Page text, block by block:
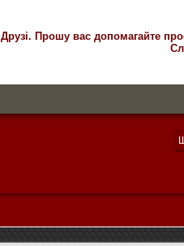
Друзі. Прошу вас допомагайте